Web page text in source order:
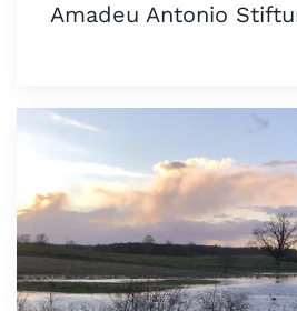
Amadeu Antonio